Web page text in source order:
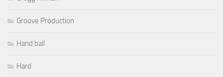
Groove Production
Hand ball
Hard